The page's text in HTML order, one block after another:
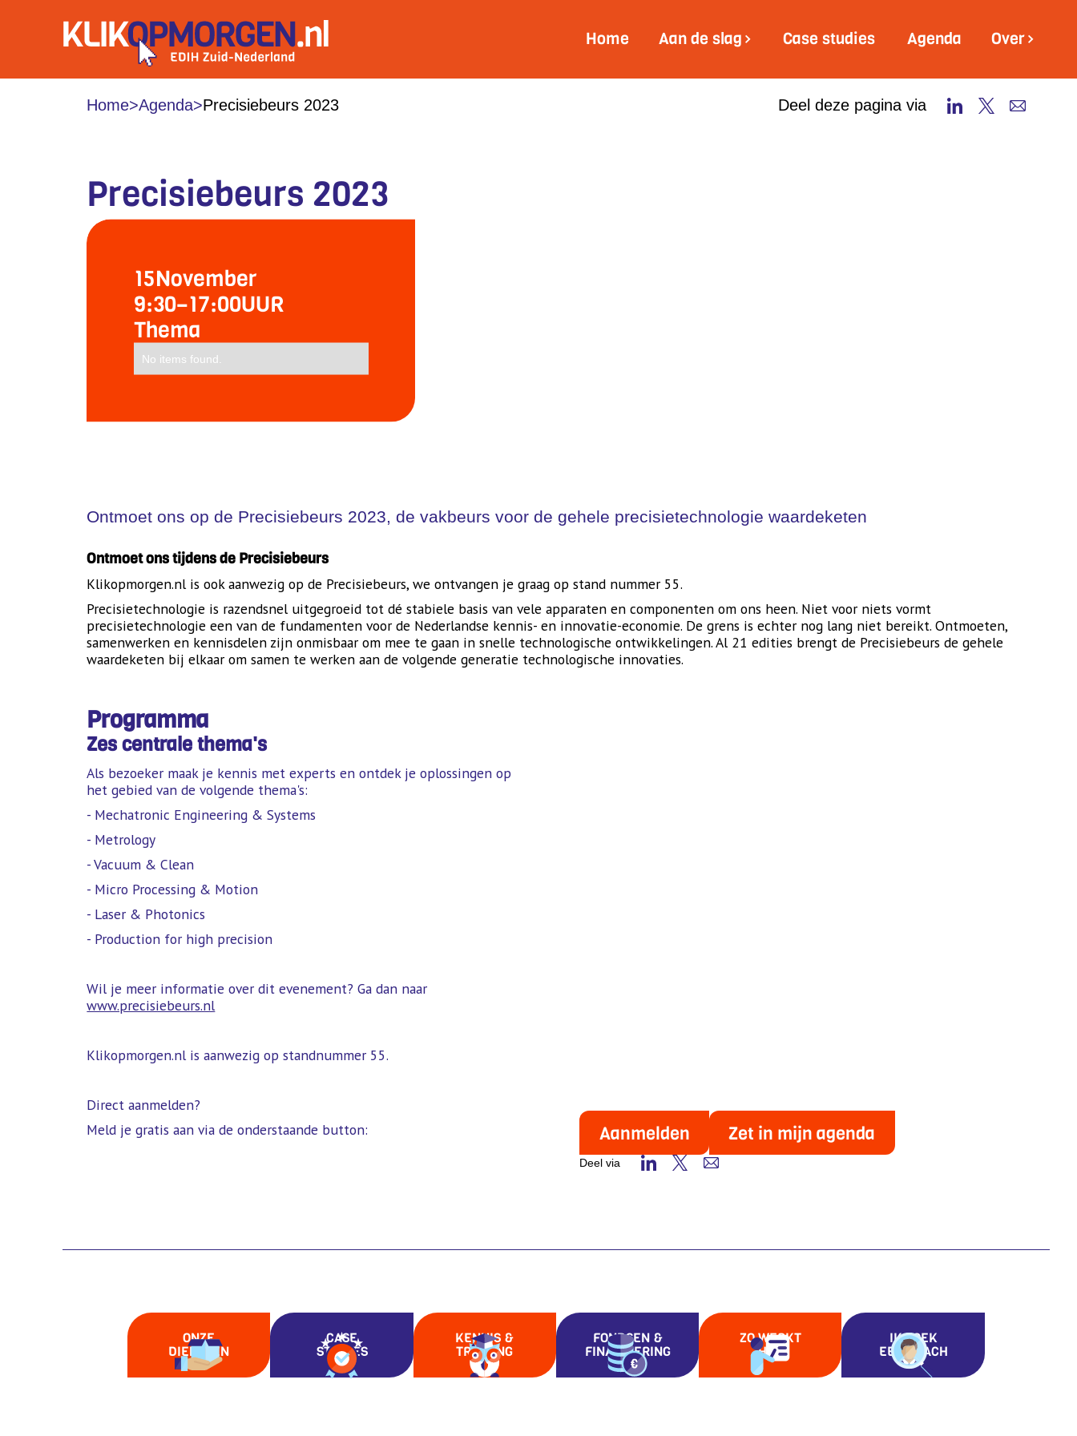
Home Aan de slag Case studies Agenda Over
Home>Agenda>Precisiebeurs 2023 Deel deze pagina via
Precisiebeurs 2023
15November
9:30–17:00UUR
Thema
No items found.
Ontmoet ons op de Precisiebeurs 2023, de vakbeurs voor de gehele precisietechnologie waardeketen
Ontmoet ons tijdens de Precisiebeurs
Klikopmorgen.nl is ook aanwezig op de Precisiebeurs, we ontvangen je graag op stand nummer 55.
Precisietechnologie is razendsnel uitgegroeid tot dé stabiele basis van vele apparaten en componenten om ons heen. Niet voor niets vormt
precisietechnologie een van de fundamenten voor de Nederlandse kennis- en innovatie-economie. De grens is echter nog lang niet bereikt. Ontmoeten,
samenwerken en kennisdelen zijn onmisbaar om mee te gaan in snelle technologische ontwikkelingen. Al 21 edities brengt de Precisiebeurs de gehele
waardeketen bij elkaar om samen te werken aan de volgende generatie technologische innovaties.
Programma
Zes centrale thema's
Als bezoeker maak je kennis met experts en ontdek je oplossingen op
het gebied van de volgende thema's:
- Mechatronic Engineering & Systems
- Metrology
- Vacuum & Clean
- Micro Processing & Motion
- Laser & Photonics
- Production for high precision
Wil je meer informatie over dit evenement? Ga dan naar
www.precisiebeurs.nl
Klikopmorgen.nl is aanwezig op standnummer 55.
Direct aanmelden?
Meld je gratis aan via de onderstaande button:
Aanmelden Zet in mijn agenda
Deel via
ONZE
DIENSTEN
CASE
STUDIES
KENNIS &
TRAINING
FONDSEN &
FINANCIERING
ZO WERKT
HET
IK ZOEK
EEN COACH